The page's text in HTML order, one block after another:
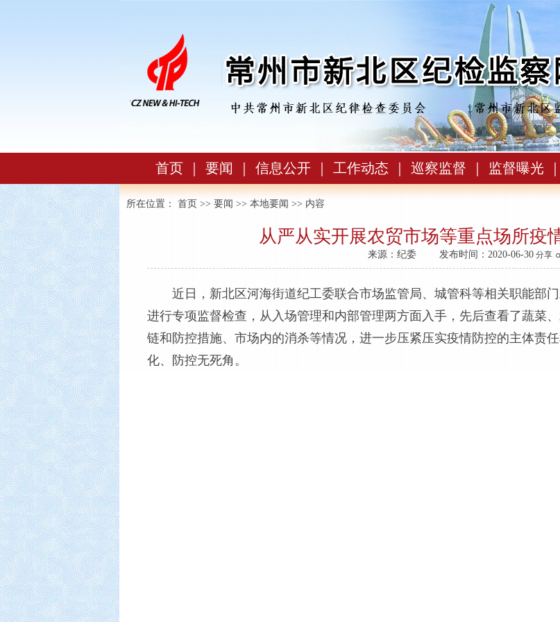
首页 要闻 信息公开 工作动态 巡察监督 监督曝光
所在位置： 首页 >> 要闻 >> 本地要闻 >> 内容
从严从实开展农贸市场等重点场所疫
来源：纪委 发布时间：2020-06-30 分享
近日，新北区河海街道纪工委联合市场监管局、城管科等相关职能部
进行专项监督检查，从入场管理和内部管理两方面入手，先后查看了蔬菜
链和防控措施、市场内的消杀等情况，进一步压紧压实疫情防控的主体责
化、防控无死角。